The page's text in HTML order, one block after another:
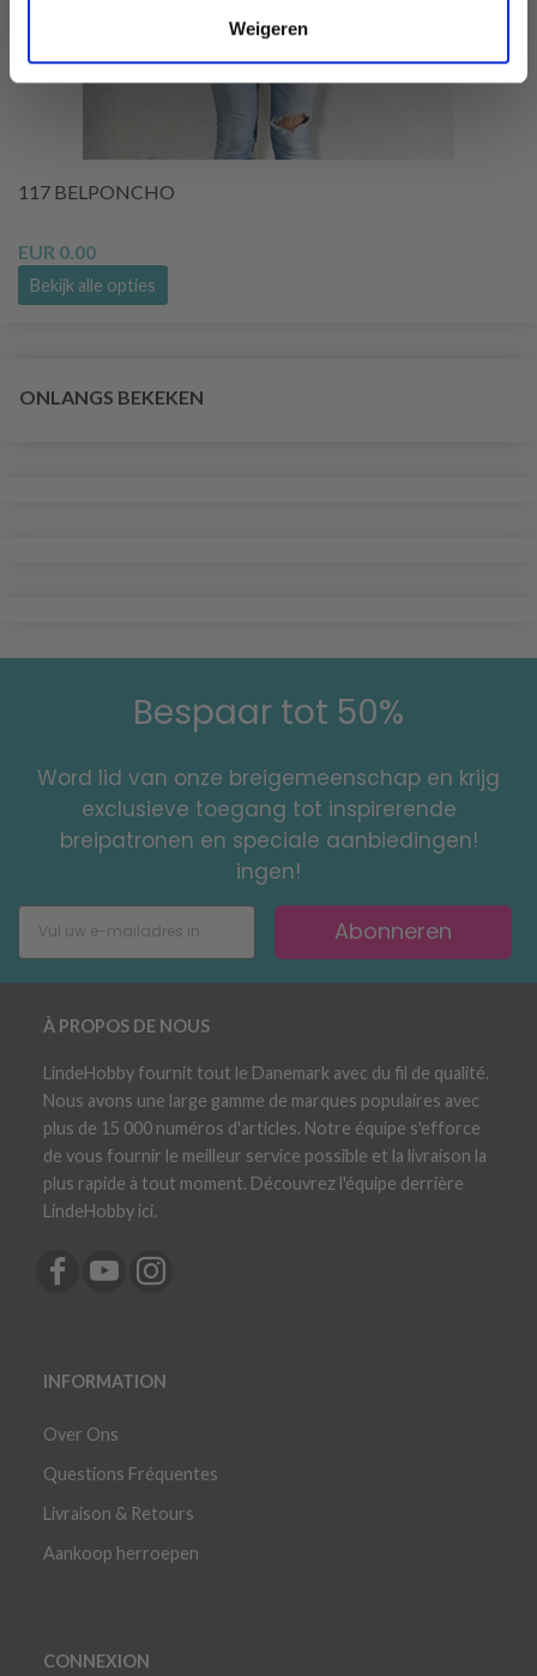
Weigeren
117 BELPONCHO
EUR 0.00
Bekijk alle opties
ONLANGS BEKEKEN
Bespaar tot 50%
Word lid van onze breigemeenschap en krijg
exclusieve toegang tot inspirerende
breipatronen en speciale aanbiedingen!
ingen!
Abonneren
À PROPOS DE NOUS
LindeHobby fournit tout le Danemark avec du fil de qualité.
Nous avons une large gamme de marques populaires avec
plus de 15 000 numéros d'articles. Notre équipe s'efforce
de vous fournir le meilleur service possible et la livraison la
plus rapide à tout moment. Découvrez l'équipe derrière
LindeHobby ici.
INFORMATION
Over Ons
Questions Fréquentes
Livraison & Retours
Aankoop herroepen
CONNEXION